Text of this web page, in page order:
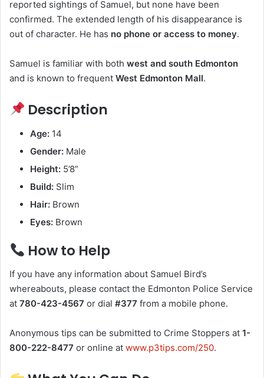
reported sightings of Samuel, but none have been
confirmed. The extended length of his disappearance is
out of character. He has no phone or access to money.
Samuel is familiar with both west and south Edmonton
and is known to frequent West Edmonton Mall.
Description
Age: 14
Gender: Male
Height: 5’8”
Build: Slim
Hair: Brown
Eyes: Brown
How to Help
If you have any information about Samuel Bird’s
whereabouts, please contact the Edmonton Police Service
at 780-423-4567 or dial #377 from a mobile phone.
Anonymous tips can be submitted to Crime Stoppers at 1-
800-222-8477 or online at www.p3tips.com/250.